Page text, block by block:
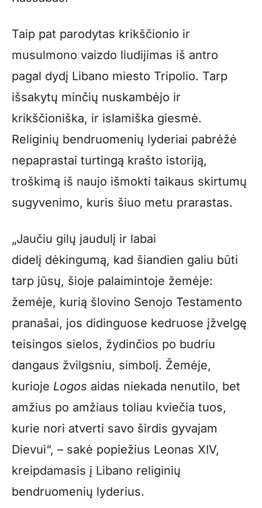
Taip pat parodytas krikščionio ir
musulmono vaizdo liudijimas iš antro
pagal dydį Libano miesto Tripolio. Tarp
išsakytų minčių nuskambėjo ir
krikščioniška, ir islamiška giesmė.
Religinių bendruomenių lyderiai pabrėžė
nepaprastai turtingą krašto istoriją,
troškimą iš naujo išmokti taikaus skirtumų
sugyvenimo, kuris šiuo metu prarastas.
„Jaučiu gilų jaudulį ir labai
didelį dėkingumą, kad šiandien galiu būti
tarp jūsų, šioje palaimintoje žemėje:
žemėje, kurią šlovino Senojo Testamento
pranašai, jos didinguose kedruose įžvelgę
teisingos sielos, žydinčios po budriu
dangaus žvilgsniu, simbolį. Žemėje,
kurioje Logos aidas niekada nenutilo, bet
amžius po amžiaus toliau kviečia tuos,
kurie nori atverti savo širdis gyvajam
Dievui“, – sakė popiežius Leonas XIV,
kreipdamasis į Libano religinių
bendruomenių lyderius.